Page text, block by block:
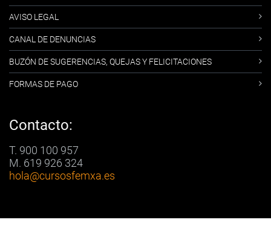
AVISO LEGAL
CANAL DE DENUNCIAS
BUZÓN DE SUGERENCIAS, QUEJAS Y FELICITACIONES
FORMAS DE PAGO
Contacto:
T. 900 100 957
M. 619 926 324
hola@cursosfemxa.es